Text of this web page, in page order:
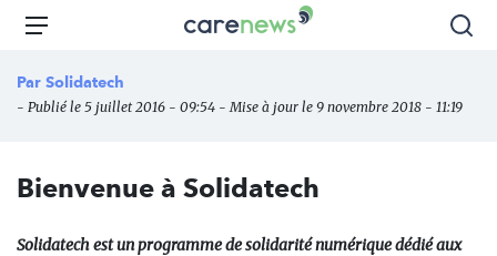
Aller
principal
Carenews,
des
l'engagement
Menu
Par Solidatech
- Publié le 5 juillet 2016 - 09:54 - Mise à jour le 9 novembre 2018 - 11:19
Bienvenue à Solidatech
Solidatech est un programme de solidarité numérique dédié aux